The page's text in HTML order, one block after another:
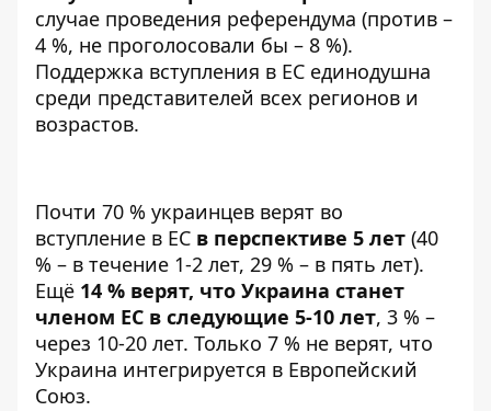
случае проведения референдума (против –
4 %, не проголосовали бы – 8 %).
Поддержка вступления в ЕС единодушна
среди представителей всех регионов и
возрастов.
Почти 70 % украинцев верят во
вступление в ЕС в перспективе 5 лет (40
% – в течение 1-2 лет, 29 % – в пять лет).
Ещё 14 % верят, что Украина станет
членом ЕС в следующие 5-10 лет, 3 % –
через 10-20 лет. Только 7 % не верят, что
Украина интегрируется в Европейский
Союз.